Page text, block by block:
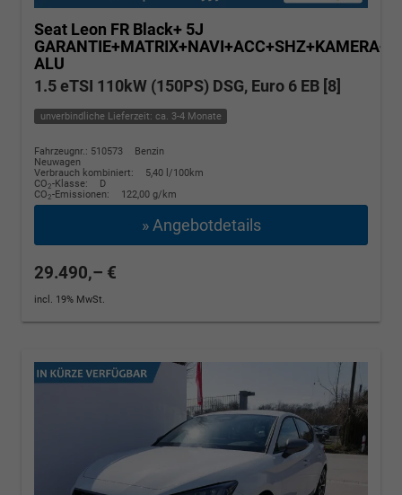
Seat Leon FR Black+ 5J
ALU
1.5 eTSI 110kW (150PS) DSG, Euro 6 EB [8]
unverbindliche Lieferzeit: ca. 3-4 Monate
Fahrzeugnr.: 510573
Benzin
Neuwagen
Verbrauch kombiniert:
5,40 l/100km
CO2-Klasse:
D
CO2-Emissionen: 122,00 g/km
» Angebotdetails
29.490,– €
incl. 19% MwSt.